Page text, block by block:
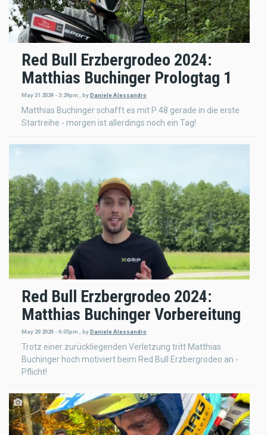
Red Bull Erzbergrodeo 2024:
Matthias Buchinger Prologtag 1
May 31 2024 - 3:29pm byDaniele Alessandro
Matthias Buchinger schafft es mit P 48 gerade in die erste
Startreihe - morgen ist allerdings noch ein Tag!
Red Bull Erzbergrodeo 2024:
Matthias Buchinger Vorbereitung
May 29 2024 - 6:05pm byDaniele Alessandro
Trotz einer zurückliegenden Verletzung tritt Matthias
Buchinger hoch motiviert beim Red Bull Erzbergrodeo an -
Pflicht!